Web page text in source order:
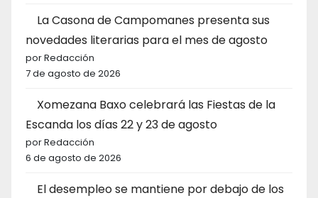
La Casona de Campomanes presenta sus
novedades literarias para el mes de agosto
por Redacción
7 de agosto de 2026
Xomezana Baxo celebrará las Fiestas de la
Escanda los días 22 y 23 de agosto
por Redacción
6 de agosto de 2026
El desempleo se mantiene por debajo de los